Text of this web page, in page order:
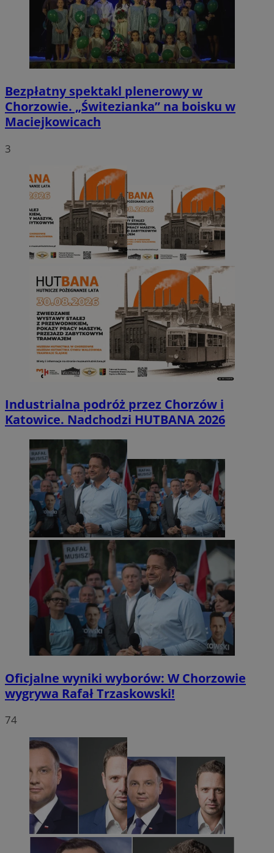
Bezpłatny spektakl plenerowy w
Chorzowie. „Świtezianka” na boisku w
Maciejkowicach
3
Industrialna podróż przez Chorzów i
Katowice. Nadchodzi HUTBANA 2026
Oficjalne wyniki wyborów: W Chorzowie
wygrywa Rafał Trzaskowski!
74